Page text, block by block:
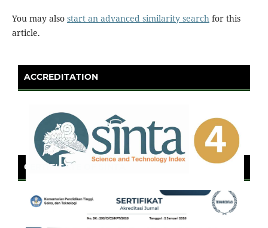
You may also start an advanced similarity searchfor this
article.
ACCREDITATION
CERTIFICATE OF SINTA